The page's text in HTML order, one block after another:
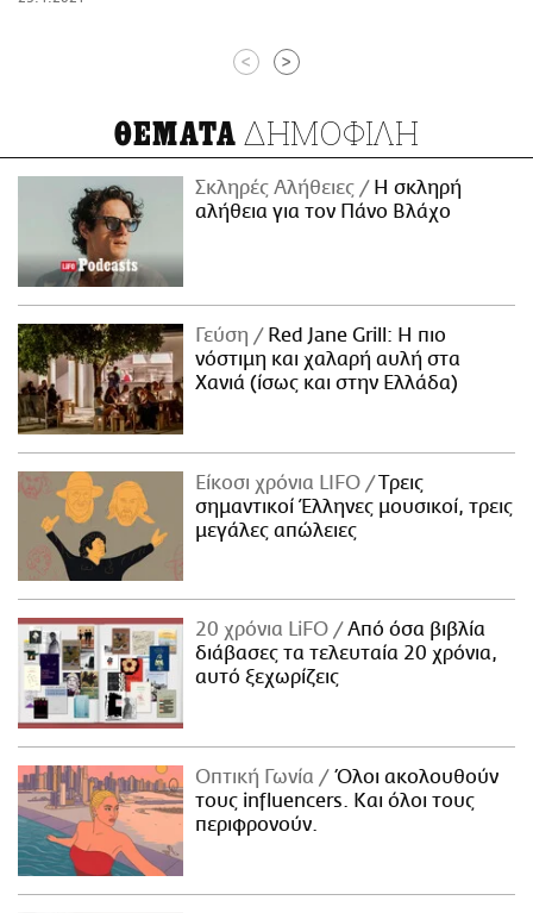
< >
ΘΕΜΑΤΑ ΔΗΜΟΦΙΛΗ
Σκληρές Αλήθειες
H σκληρή
αλήθεια για τον Πάνο Βλάχο
Γεύση
Red Jane Grill: Η πιο
νόστιμη και χαλαρή αυλή στα
Χανιά (ίσως και στην Ελλάδα)
Είκοσι χρόνια LIFO
Tρεις
σημαντικοί Έλληνες μουσικοί, τρεις
μεγάλες απώλειες
20 χρόνια LiFO
Από όσα βιβλία
διάβασες τα τελευταία 20 χρόνια,
αυτό ξεχωρίζεις
Οπτική Γωνία
Όλοι ακολουθούν
τους influencers. Και όλοι τους
περιφρονούν.